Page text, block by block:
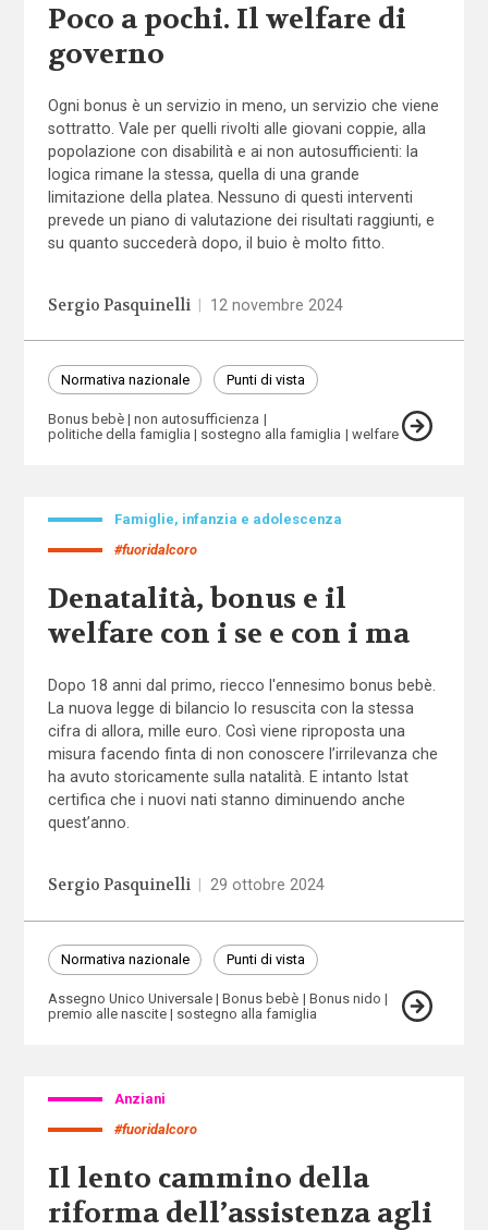
Poco a pochi. Il welfare di
governo
Ogni bonus è un servizio in meno, un servizio che viene
sottratto. Vale per quelli rivolti alle giovani coppie, alla
popolazione con disabilità e ai non autosufficienti: la
logica rimane la stessa, quella di una grande
limitazione della platea. Nessuno di questi interventi
prevede un piano di valutazione dei risultati raggiunti, e
su quanto succederà dopo, il buio è molto fitto.
Sergio Pasquinelli 12 novembre 2024
Normativa nazionale Punti di vista
Bonus bebè
non autosufficienza
politiche della famiglia
sostegno alla famiglia welfare
Famiglie, infanzia e adolescenza
#fuoridalcoro
Denatalità, bonus e il
welfare con i se e con i ma
Dopo 18 anni dal primo, riecco l'ennesimo bonus bebè.
La nuova legge di bilancio lo resuscita con la stessa
cifra di allora, mille euro. Così viene riproposta una
misura facendo finta di non conoscere l’irrilevanza che
ha avuto storicamente sulla natalità. E intanto Istat
certifica che i nuovi nati stanno diminuendo anche
quest’anno.
Sergio Pasquinelli 29 ottobre 2024
Normativa nazionale Punti di vista
Assegno Unico Universale Bonus bebè
Bonus nido
premio alle nascite
sostegno alla famiglia
Anziani
#fuoridalcoro
Il lento cammino della
riforma dell’assistenza agli